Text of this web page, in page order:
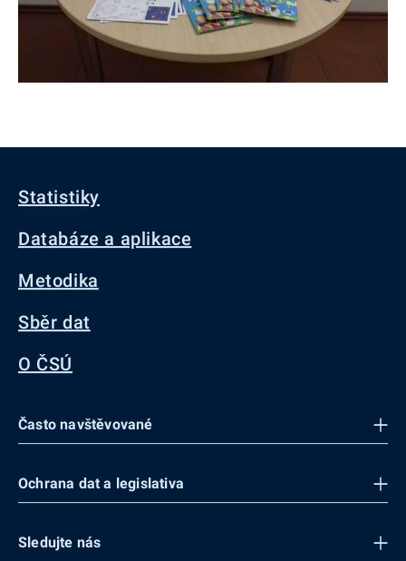
Statistiky
Databáze a aplikace
Metodika
Sběr dat
O ČSÚ
Často navštěvované
Ochrana dat a legislativa
Sledujte nás